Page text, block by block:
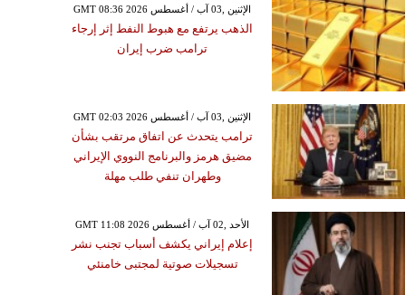
GMT 08:36 2026 الإثنين ,03 آب / أغسطس
الذهب يرتفع مع هبوط النفط إثر إرجاء
ترامب ضرب إيران
GMT 02:03 2026 الإثنين ,03 آب / أغسطس
ترامب يتحدث عن اتفاق مرتقب بشأن
مضيق هرمز والبرنامج النووي الإيراني
وطهران تنفي طلب مهلة
GMT 11:08 2026 الأحد ,02 آب / أغسطس
إعلام إيراني يكشف أسباب تجنب نشر
تسجيلات صوتية لمجتبى خامنئي